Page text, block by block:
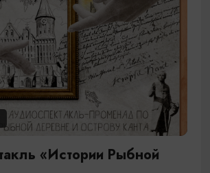
«Истории Рыбной